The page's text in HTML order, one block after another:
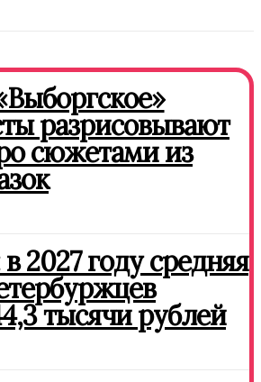
разрисовывают
сюжетами из
2027 году средняя
тысячи рублей